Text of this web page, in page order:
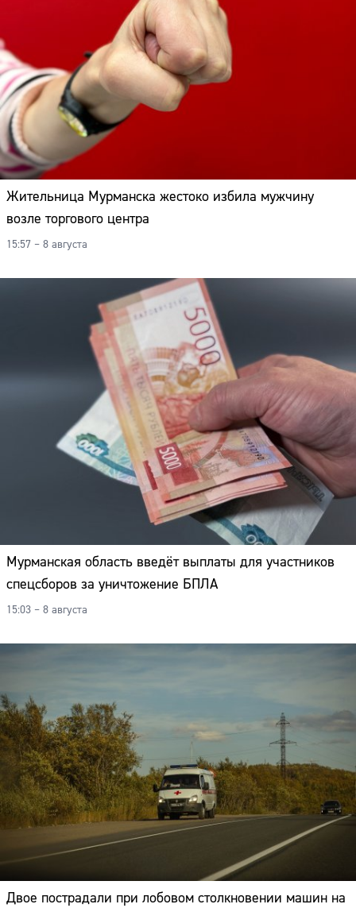
Жительница Мурманска жестоко избила мужчину
возле торгового центра
15:57 – 8 августа
Мурманская область введёт выплаты для участников
спецсборов за уничтожение БПЛА
15:03 – 8 августа
Двое пострадали при лобовом столкновении машин на